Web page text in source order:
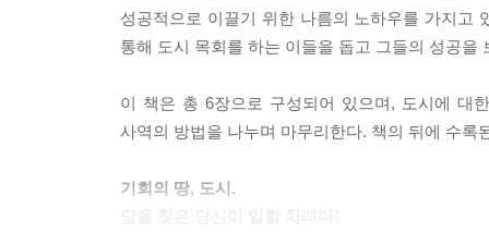
성공적으로 이끌기 위한 나름의 노하우를 가지고
통해 도시 목회를 하는 이들을 돕고 그들의 성공을
이 책은 총 6장으로 구성되어 있으며, 도시에 대
사역의 방법을 나누며 마무리한다. 책의 뒤에 수록
기회의 땅, 도시.